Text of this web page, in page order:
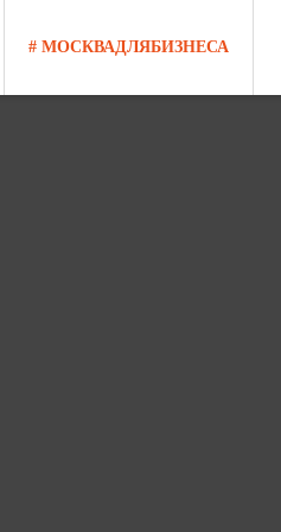
# МОСКВАДЛЯБИЗНЕСА